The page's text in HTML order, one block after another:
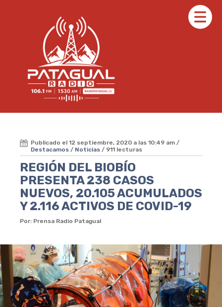
Publicado el 12 septiembre, 2020 a las 10:49 am /
Destacamos / Noticias / 911 lecturas
REGIÓN DEL BIOBÍO
PRESENTA 238 CASOS
NUEVOS, 20.105 ACUMULADOS
Y 2.116 ACTIVOS DE COVID-19
Por: Prensa Radio Patagual